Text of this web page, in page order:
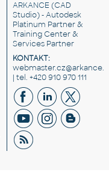
ARKANCE (CAD
Studio) - Autodesk
Platinum Partner &
Training Center &
Services Partner
KONTAKT:
| tel. +420 910 970 111